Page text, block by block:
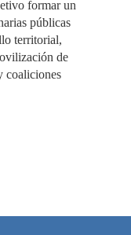
formar un
públicas
territorial,
de
coaliciones